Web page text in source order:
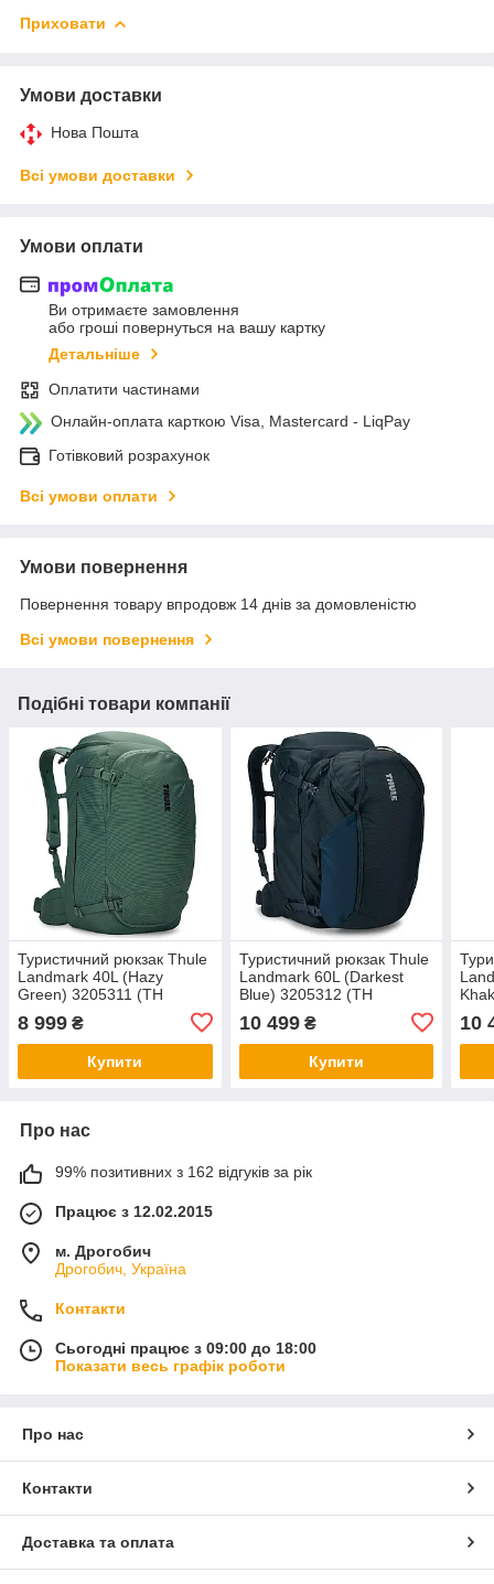
Приховати
Умови доставки
Нова Пошта
Всі умови доставки
Умови оплати
Ви отримаєте замовлення
або гроші повернуться на вашу картку
Детальніше
Оплатити частинами
Онлайн-оплата карткою Visa, Mastercard - LiqPay
Готівковий розрахунок
Всі умови оплати
Умови повернення
Повернення товару впродовж 14 днів за домовленістю
Всі умови повернення
Подібні товари компанії
Туристичний рюкзак Thule
Landmark 40L (Hazy
Green) 3205311 (TH
8 999 ₴
Купити
Туристичний рюкзак Thule
Landmark 60L (Darkest
Blue) 3205312 (TH
10 499₴
Купити
10
Про нас
99% позитивних з 162 відгуків за рік
Працює з 12.02.2015
м. Дрогобич
Дрогобич, Україна
Контакти
Сьогодні працює з 09:00 до 18:00
Показати весь графік роботи
Про нас
Контакти
Доставка та оплата